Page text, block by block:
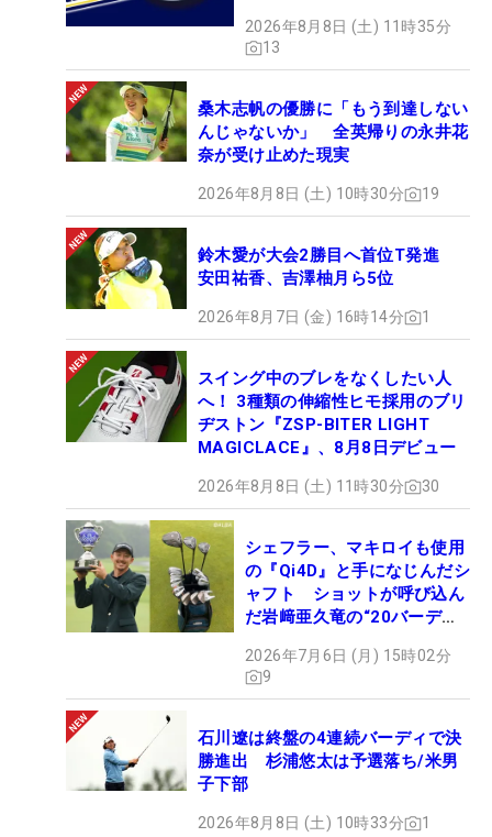
2026年8月8日 (土) 11時35分
13
桑木志帆の優勝に「もう到達しない
んじゃないか」 全英帰りの永井花
奈が受け止めた現実
2026年8月8日 (土) 10時30分 19
鈴木愛が大会2勝目へ首位T発進
安田祐香、吉澤柚月ら5位
2026年8月7日 (金) 16時14分 1
スイング中のブレをなくしたい人
へ！ 3種類の伸縮性ヒモ採用のブリ
ヂストン『ZSP-BITER LIGHT
MAGICLACE』、8月8日デビュー
2026年8月8日 (土) 11時30分 30
シェフラー、マキロイも使用
の『Qi4D』と手になじんだシ
ャフト ショットが呼び込ん
だ岩﨑亜久竜の“20バーデ
2026年7月6日 (月) 15時02分
9
石川遼は終盤の4連続バーディで決
勝進出 杉浦悠太は予選落ち/米男
子下部
2026年8月8日 (土) 10時33分 1